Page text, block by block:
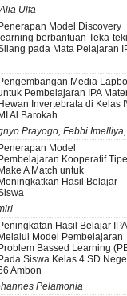
Ulfa
Model Discovery
berbantuan Teka-teki
pada Mata Pelajaran
Media
Pembelajaran IPA
Invertebrata di Kelas
Al Barokah
Prayogo, Febbi
Model
Kooperatif Tipe
A Match untuk
Hasil Belajar
Hasil Belajar IPA
Model Pembelajaran
Bassed Learning
Siswa Kelas 4 SD
Ambon
Pelamonia